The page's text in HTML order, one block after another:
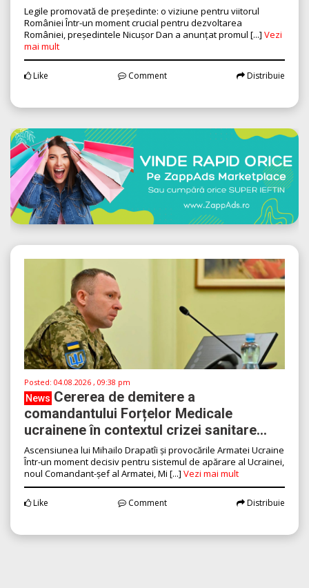
Legile promovată de președinte: o viziune pentru viitorul
României Într-un moment crucial pentru dezvoltarea
României, președintele Nicușor Dan a anunțat promul [...] Vezi
mai mult
Like Comment Distribuie
Posted: 04.08.2026 , 09:38 pm
News Cererea de demitere a
comandantului Forțelor Medicale
ucrainene în contextul crizei sanitare...
Ascensiunea lui Mihailo Drapatîi și provocările Armatei Ucraine
Într-un moment decisiv pentru sistemul de apărare al Ucrainei,
noul Comandant-șef al Armatei, Mi [...] Vezi mai mult
Like Comment Distribuie